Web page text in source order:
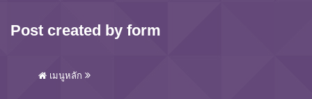
Post created by form
เมนูหลัก